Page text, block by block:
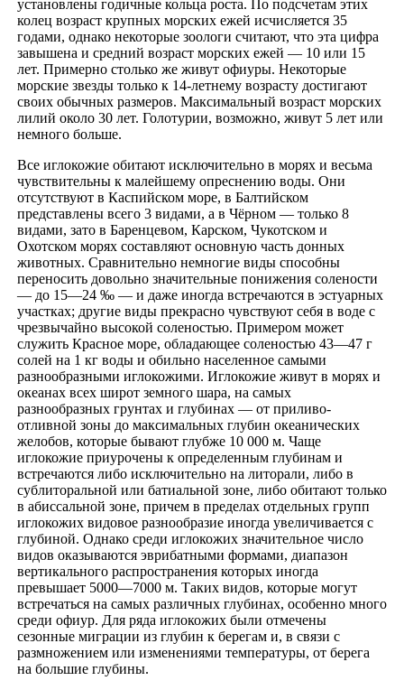
установлены годичные кольца роста. По подсчетам этих
колец возраст крупных морских ежей исчисляется 35
годами, однако некоторые зоологи считают, что эта цифра
завышена и средний возраст морских ежей — 10 или 15
лет. Примерно столько же живут офиуры. Некоторые
морские звезды только к 14-летнему возрасту достигают
своих обычных размеров. Максимальный возраст морских
лилий около 30 лет. Голотурии, возможно, живут 5 лет или
немного больше.
Все иглокожие обитают исключительно в морях и весьма
чувствительны к малейшему опреснению воды. Они
отсутствуют в Каспийском море, в Балтийском
представлены всего 3 видами, а в Чёрном — только 8
видами, зато в Баренцевом, Карском, Чукотском и
Охотском морях составляют основную часть донных
животных. Сравнительно немногие виды способны
переносить довольно значительные понижения солености
— до 15—24 ‰ — и даже иногда встречаются в эстуарных
участках; другие виды прекрасно чувствуют себя в воде с
чрезвычайно высокой соленостью. Примером может
служить Красное море, обладающее соленостью 43—47 г
солей на 1 кг воды и обильно населенное самыми
разнообразными иглокожими. Иглокожие живут в морях и
океанах всех широт земного шара, на самых
разнообразных грунтах и глубинах — от приливо-
отливной зоны до максимальных глубин океанических
желобов, которые бывают глубже 10 000 м. Чаще
иглокожие приурочены к определенным глубинам и
встречаются либо исключительно на литорали, либо в
сублиторальной или батиальной зоне, либо обитают только
в абиссальной зоне, причем в пределах отдельных групп
иглокожих видовое разнообразие иногда увеличивается с
глубиной. Однако среди иглокожих значительное число
видов оказываются эврибатными формами, диапазон
вертикального распространения которых иногда
превышает 5000—7000 м. Таких видов, которые могут
встречаться на самых различных глубинах, особенно много
среди офиур. Для ряда иглокожих были отмечены
сезонные миграции из глубин к берегам и, в связи с
размножением или изменениями температуры, от берега
на большие глубины.